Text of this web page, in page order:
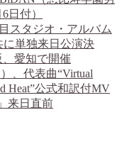
日付）
スタジオ・アルバム
に単独来日公演決
愛知で開催
、代表曲“Virtual
Heat”公式和訳付MV
来日直前